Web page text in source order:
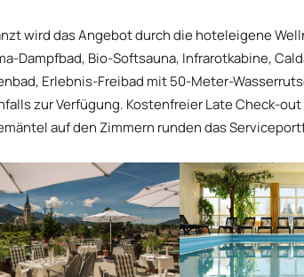
wird das Angebot durch die hoteleigene
Dampfbad, Bio-Softsauna, Infrarotkabine,
Erlebnis-Freibad mit 50-Meter-
zur Verfügung. Kostenfreier Late Check-
auf den Zimmern runden das